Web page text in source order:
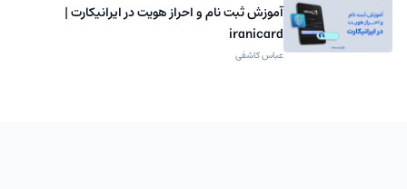
آموزش ثبت نام و احراز هویت در ایرانیکارت |
iranicard
عباس کاشفی